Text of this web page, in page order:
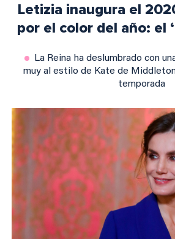
Letizia inaugura el
por el color del año: el
La Reina ha deslumbrado con
muy al estilo de Kate de
temporada